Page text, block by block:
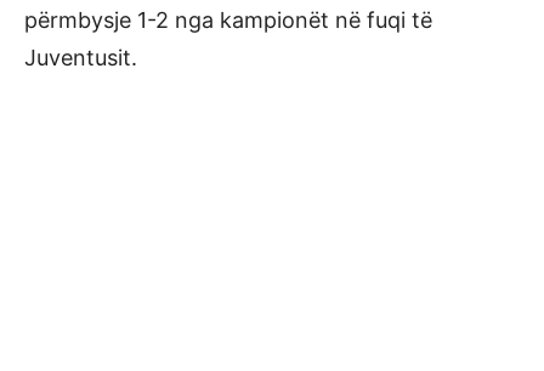
përmbysje 1-2 nga kampionët në fuqi të
Juventusit.